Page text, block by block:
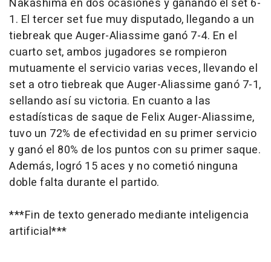
1. El tercer set fue muy disputado, llegando a un
tiebreak que Auger-Aliassime ganó 7-4. En el
cuarto set, ambos jugadores se rompieron
mutuamente el servicio varias veces, llevando el
set a otro tiebreak que Auger-Aliassime ganó 7-1,
sellando así su victoria. En cuanto a las
estadísticas de saque de Felix Auger-Aliassime,
tuvo un 72% de efectividad en su primer servicio
y ganó el 80% de los puntos con su primer saque.
Además, logró 15 aces y no cometió ninguna
doble falta durante el partido.
***Fin de texto generado mediante inteligencia
artificial***